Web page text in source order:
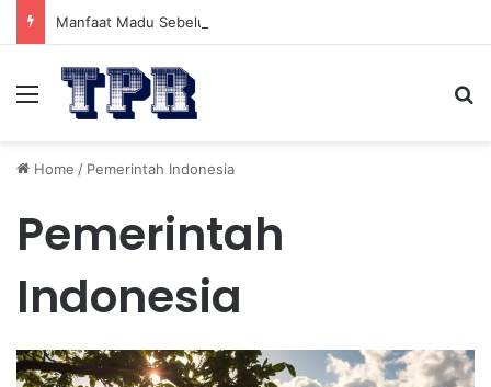
Manfaat Madu Sebelum Tidur: Meningkatkan Kesehatan
Menu
Home / Pemerintah Indonesia
Pemerintah
Indonesia